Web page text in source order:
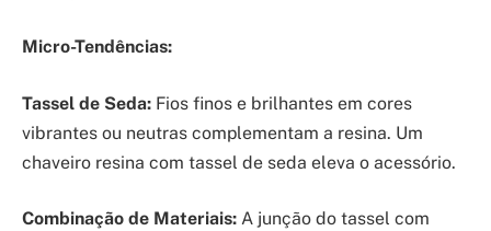
Micro-Tendências:
Tassel de Seda: Fios finos e brilhantes em cores
vibrantes ou neutras complementam a resina. Um
chaveiro resina com tassel de seda eleva o acessório.
Combinação de Materiais: A junção do tassel com